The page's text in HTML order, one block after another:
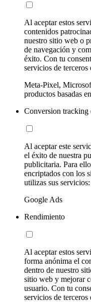
Al aceptar estos
contenidos
nuestro sitio web o
de navegación y
éxito. Con tu
servicios de terceros
Meta-Pixel,
productos basadas
Conversion tracking
Al aceptar este
el éxito de nuestra
publicitaria. Para
encriptados con los
utilizas sus servicios:
Google Ads
Rendimiento
Al aceptar estos
forma anónima el
dentro de nuestro
sitio web y mejorar
usuario. Con tu
servicios de terceros